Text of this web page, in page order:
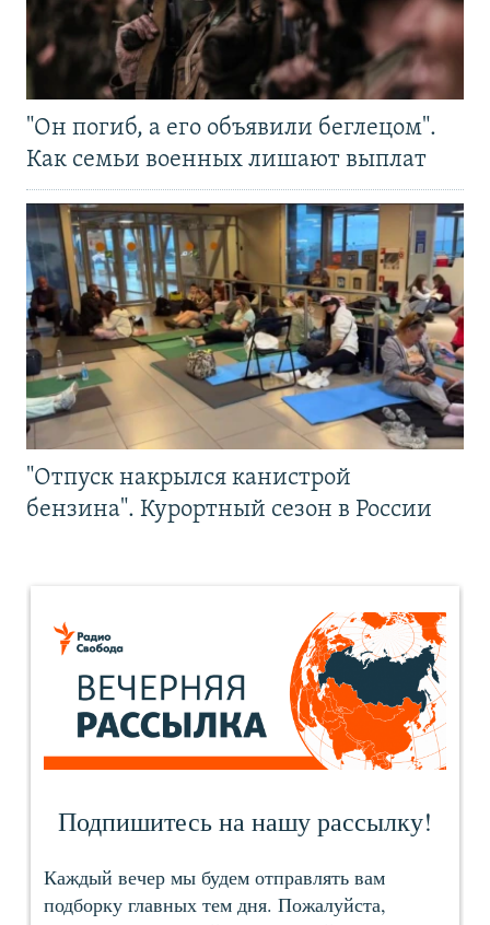
"Он погиб, а его объявили беглецом".
Как семьи военных лишают выплат
"Отпуск накрылся канистрой
бензина". Курортный сезон в России